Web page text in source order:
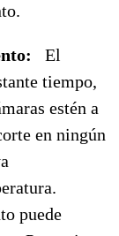
El
tiempo,
estén a
en ningún
puede